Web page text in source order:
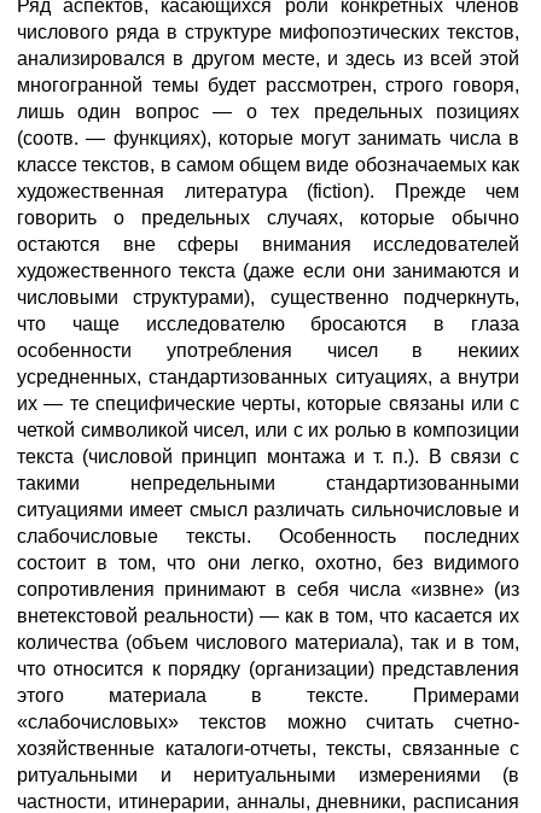
Ряд аспектов, касающихся роли конкретных членов
числового ряда в структуре мифопоэтических текстов,
анализировался в другом месте, и здесь из всей этой
многогранной темы будет рассмотрен, строго говоря,
лишь один вопрос — о тех предельных позициях
(соотв. — функциях), которые могут занимать числа в
классе текстов, в самом общем виде обозначаемых как
художественная литература (fiction). Прежде чем
говорить о предельных случаях, которые обычно
остаются вне сферы внимания исследователей
художественного текста (даже если они занимаются и
числовыми структурами), существенно подчеркнуть,
что чаще исследователю бросаются в глаза
особенности употребления чисел в некиих
усредненных, стандартизованных ситуациях, а внутри
их — те специфические черты, которые связаны или с
четкой символикой чисел, или с их ролью в композиции
текста (числовой принцип монтажа и т. п.). В связи с
такими непредельными стандартизованными
ситуациями имеет смысл различать сильночисловые и
слабочисловые тексты. Особенность последних
состоит в том, что они легко, охотно, без видимого
сопротивления принимают в себя числа «извне» (из
внетекстовой реальности) — как в том, что касается их
количества (объем числового материала), так и в том,
что относится к порядку (организации) представления
этого материала в тексте. Примерами
«слабочисловых» текстов можно считать счетно-
хозяйственные каталоги-отчеты, тексты, связанные с
ритуальными и неритуальными измерениями (в
частности, итинерарии, анналы, дневники, расписания